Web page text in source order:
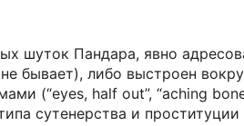
шуток Пандара, явно
бывает), либо выстроен
(“eyes, half out”, “aching
сутенерства и проституции